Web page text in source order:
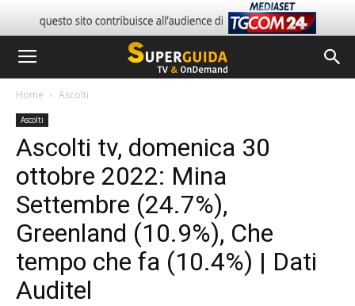
Home Ascolti
Ascolti
Ascolti tv, domenica 30
ottobre 2022: Mina
Settembre (24.7%),
Greenland (10.9%), Che
tempo che fa (10.4%) | Dati
Auditel